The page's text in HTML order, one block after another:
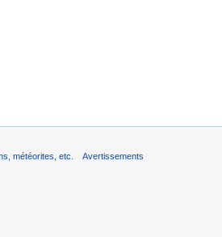
météorites, etc. Avertissements